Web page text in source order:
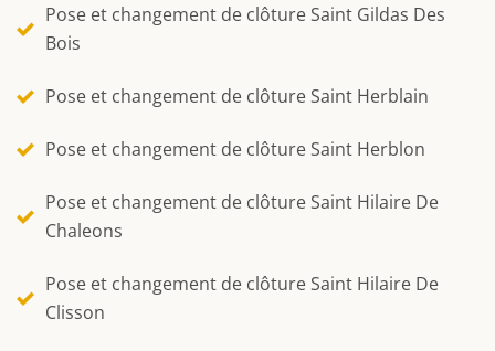
Pose et changement de clôture Saint Gildas Des
Bois
Pose et changement de clôture Saint Herblain
Pose et changement de clôture Saint Herblon
Pose et changement de clôture Saint Hilaire De
Chaleons
Pose et changement de clôture Saint Hilaire De
Clisson